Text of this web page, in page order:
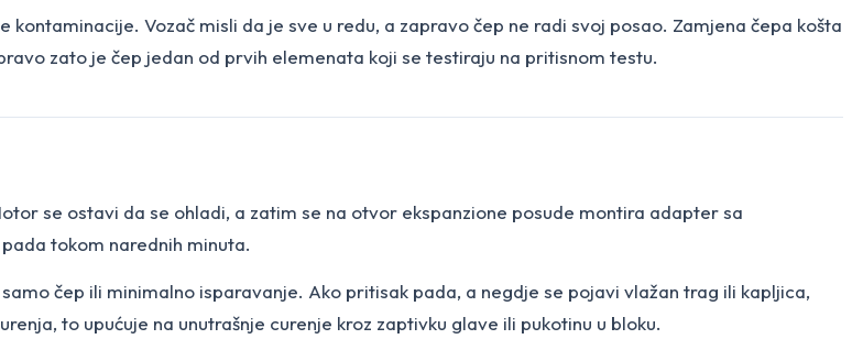
Vozač misli da je sve u redu, a zapravo čep ne radi svoj posao. Zamjena čepa košta
zato je čep jedan od prvih elemenata koji se testiraju na pritisnom testu.
se ostavi da se ohladi, a zatim se na otvor ekspanzione posude montira adapter sa
tokom narednih minuta.
čep ili minimalno isparavanje. Ako pritisak pada, a negdje se pojavi vlažan trag ili kapljica,
to upućuje na unutrašnje curenje kroz zaptivku glave ili pukotinu u bloku.